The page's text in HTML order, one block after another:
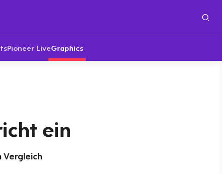
Pioneer LiveGraphics
ein
Vergleich